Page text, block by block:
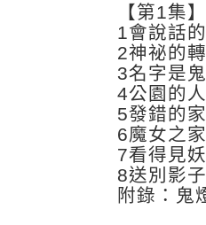
【第1集】
1會說話
2神祕的
3名字是
4公園的
5發錯的
6魔女之
7看得見
8送別影
附錄：鬼